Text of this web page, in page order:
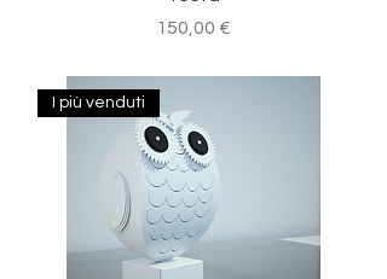
Prezzo
150,00 €
I più venduti